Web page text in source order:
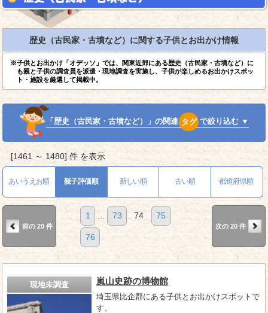
歴史（古民家・古墳など）に関する子供とお出かけ情報
※子供とお出かけ「オデッソ」では、関東近郊にある歴史（古民家・古墳など）に
も親と子供の調査員を派遣・現地調査を実施し、子供が楽しめるお出かけスポッ
ト・施設を厳選して掲載中。
「歴史（古民家・古墳など）」の関連 タグ で絞り込む ▼
[1461 ～ 1480] 件 を表示
あいうえお順 親子評価順 新しい順 古い順 都道府県順
前の 20 件
1 ... 73 74 75
76
次の 20 件
現地未調査 嵐山史跡の博物館
埼玉県比企郡にある子供とお出かけスポットで
す。